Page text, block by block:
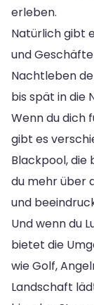
erleben.
Natürlich gibt
und
Nachtleben
bis spät in die
Wenn du dich
gibt es
Blackpool, die
du mehr über
und
Und wenn du
bietet die
wie Golf,
Landschaft